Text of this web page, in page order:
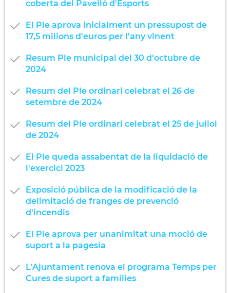
coberta del Pavelló d'Esports
El Ple aprova inicialment un pressupost de
17,5 milions d'euros per l'any vinent
Resum Ple municipal del 30 d'octubre de
2024
Resum del Ple ordinari celebrat el 26 de
setembre de 2024
Resum del Ple ordinari celebrat el 25 de juliol
de 2024
El Ple queda assabentat de la liquidació de
l'exercici 2023
Exposició pública de la modificació de la
delimitació de franges de prevenció
d'incendis
El Ple aprova per unanimitat una moció de
suport a la pagesia
L'Ajuntament renova el programa Temps per
Cures de suport a famílies